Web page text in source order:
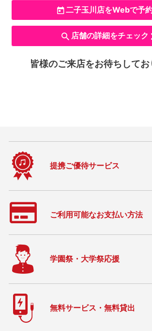
二子玉川店をWebで予
店舗の詳細をチェック
皆様のご来店をお待ちしてお
提携ご優待サービス
ご利用可能なお支払い方法
学園祭・大学祭応援
無料サービス・無料貸出